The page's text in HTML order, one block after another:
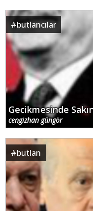
#butlancılar
Gecikmesinde
cengizhan güngör
#butlan